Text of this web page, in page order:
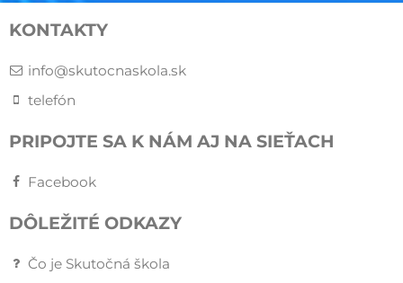
KONTAKTY
info@skutocnaskola.sk
telefón
PRIPOJTE SA K NÁM AJ NA SIEŤACH
Facebook
DÔLEŽITÉ ODKAZY
Čo je Skutočná škola